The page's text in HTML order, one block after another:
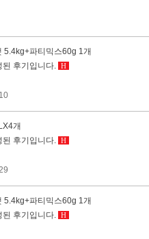
5.4kg+파티믹스60g 1개
후기입니다. H
개
후기입니다. H
5.4kg+파티믹스60g 1개
후기입니다. H